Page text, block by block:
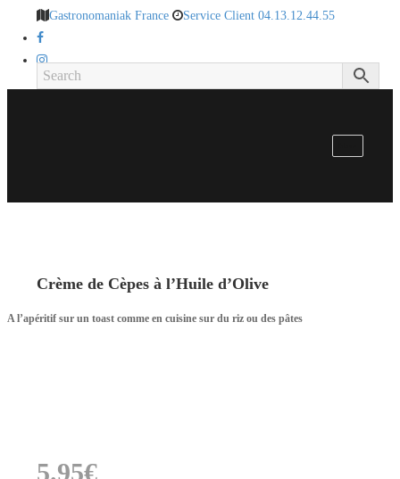
Gastronomaniak France Service Client 04.13.12.44.55
Crème de Cèpes à l’Huile d’Olive
A l’apéritif sur un toast comme en cuisine sur du riz ou des pâtes
5.95€